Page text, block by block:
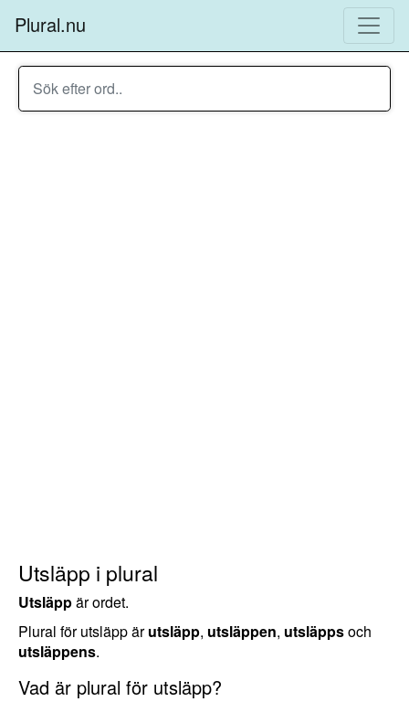
Plural.nu
Utsläpp i plural
Utsläppär ordet.
Plural för utsläpp ärutsläpp, utsläppen, utsläppsoch
utsläppens.
Vad är plural för utsläpp?